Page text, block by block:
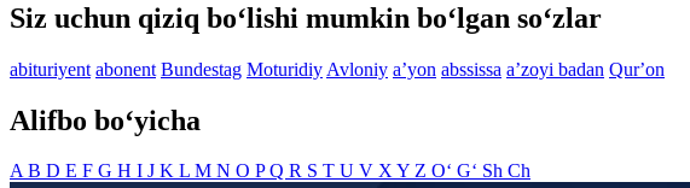
Siz uchun qiziq bo‘lishi mumkin bo‘lgan so‘zlar
abituriyent abonent Bundestag Moturidiy Avloniy aʼyon abssissa aʼzoyi badan Qurʼon
Alifbo bo‘yicha
AB D E F G H I J K L M N O PQ R S T U V XY Z O‘ G‘ Sh Ch